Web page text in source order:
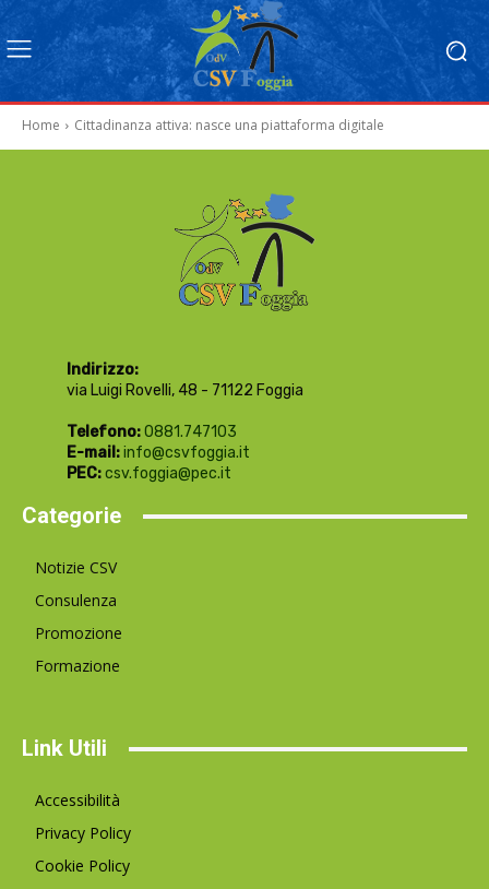
Home Cittadinanza attiva: nasce una piattaforma digitale
Indirizzo:
via Luigi Rovelli, 48 - 71122 Foggia
Telefono:0881.747103
E-mail:info@csvfoggia.it
PEC:csv.foggia@pec.it
Categorie
Notizie CSV
Consulenza
Promozione
Formazione
Link Utili
Accessibilità
Privacy Policy
Cookie Policy